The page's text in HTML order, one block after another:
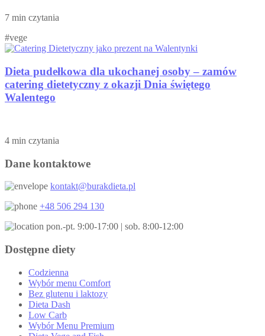
7 min czytania
#vege
Dieta pudełkowa dla ukochanej osoby – zamów
catering dietetyczny z okazji Dnia świętego
Walentego
4 min czytania
Dane kontaktowe
kontakt@burakdieta.pl
+48 506 294 130
pon.-pt. 9:00-17:00 | sob. 8:00-12:00
Dostępne diety
Codzienna
Wybór menu Comfort
Bez glutenu i laktozy
Dieta Dash
Low Carb
Wybór Menu Premium